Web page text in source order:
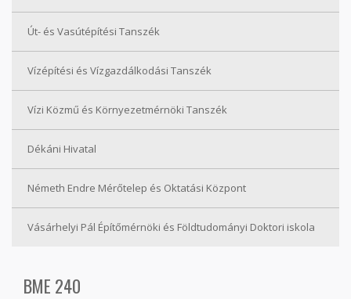
Út- és Vasútépítési Tanszék
Vízépítési és Vízgazdálkodási Tanszék
Vízi Közmű és Környezetmérnöki Tanszék
Dékáni Hivatal
Németh Endre Mérőtelep és Oktatási Központ
Vásárhelyi Pál Építőmérnöki és Földtudományi Doktori iskola
BME 240